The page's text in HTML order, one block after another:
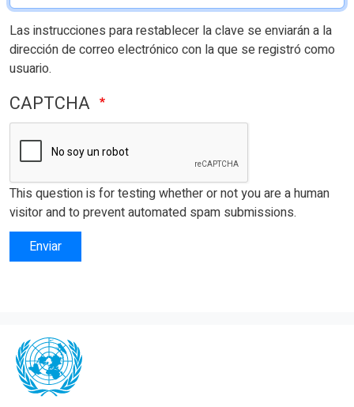
Las instrucciones para restablecer la clave se enviarán a la
dirección de correo electrónico con la que se registró como
usuario.
CAPTCHA
This question is for testing whether or not you are a human
visitor and to prevent automated spam submissions.
Enviar